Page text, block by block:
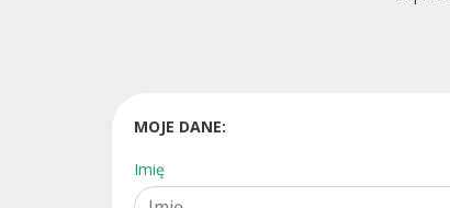
MOJE DANE:
Imię